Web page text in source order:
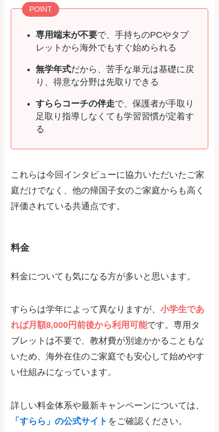
POINT
専用端末が不要で、手持ちのPCやタブ
レットから海外でもすぐ始められる
無学年式だから、苦手な単元は基礎に戻
り、得意な分野は先取りできる
すららコーチの伴走で、保護者が手取り
足取り指導しなくても学習習慣が定着す
る
これらは今回インタビューに協力いただいたご家
庭だけでなく、他の帰国子女のご家庭からも高く
評価されている共通点です。
料金
料金についても気になる方が多いと思います。
すららは学年によって異なりますが、小学生であ
れば月額8,000円前後から利用可能です。専用タ
ブレットは不要で、教材費が別途かかることもな
いため、海外在住のご家庭でも安心して始めやす
い仕組みになっています。
詳しい料金体系や最新キャンペーンについては、
「すらら」の公式サイト をご確認ください。